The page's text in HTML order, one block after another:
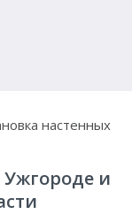
настенных
и